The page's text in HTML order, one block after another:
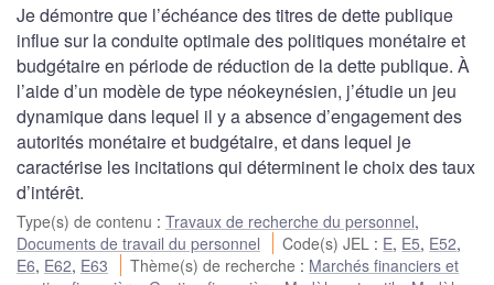
Je démontre que l’échéance des titres de dette publique
influe sur la conduite optimale des politiques monétaire et
budgétaire en période de réduction de la dette publique. À
l’aide d’un modèle de type néokeynésien, j’étudie un jeu
dynamique dans lequel il y a absence d’engagement des
autorités monétaire et budgétaire, et dans lequel je
caractérise les incitations qui déterminent le choix des taux
d’intérêt.
Type(s) de contenu : Travaux de recherche du personnel,
Documents de travail du personnel
Code(s) JEL : E, E5, E52,
E6, E62, E63 Thème(s) de recherche : Marchés financiers et